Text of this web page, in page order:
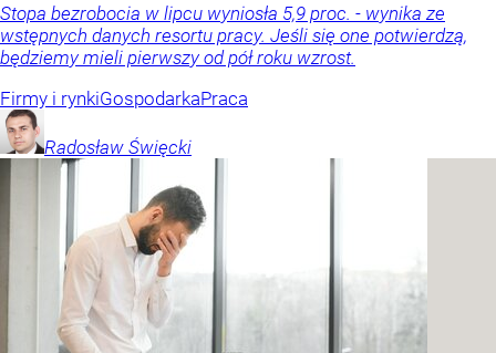
Stopa bezrobocia w lipcu wyniosła 5,9 proc. - wynika ze
wstępnych danych resortu pracy. Jeśli się one potwierdzą,
będziemy mieli pierwszy od pół roku wzrost.
Firmy i rynkiGospodarkaPraca
Radosław Święcki